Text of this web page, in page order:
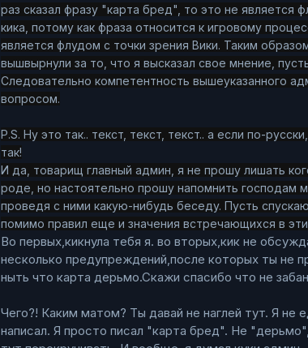
раз сказал фразу "карта бред", то это не является
кика, потому как фраза относится к игровому
является флудом с точки зрения Вики. Таким
вышвырнули за то, что я высказал свое мнение,
Следовательно компетентность вышеуказанного
вопросом.
P.S. Ну это так.. текст, текст, текст.. а если по-
так!
И да, товарищ главный админ, я не прошу лишать
роде, но настоятельно прошу напомнить господам
проведя с ними какую-нибудь беседу. Пусть
помимо правил еще и значения встречающихся в
Во первых,кикнула тебя я. во вторых,кик не
несколько предупреждений,после которых ты не
ныть что карта дерьмо.Скажи спасибо что не
Чего?! Каким матом? Ты давай не наглей тут. Я не
написал. Я просто писал "карта бред". Не